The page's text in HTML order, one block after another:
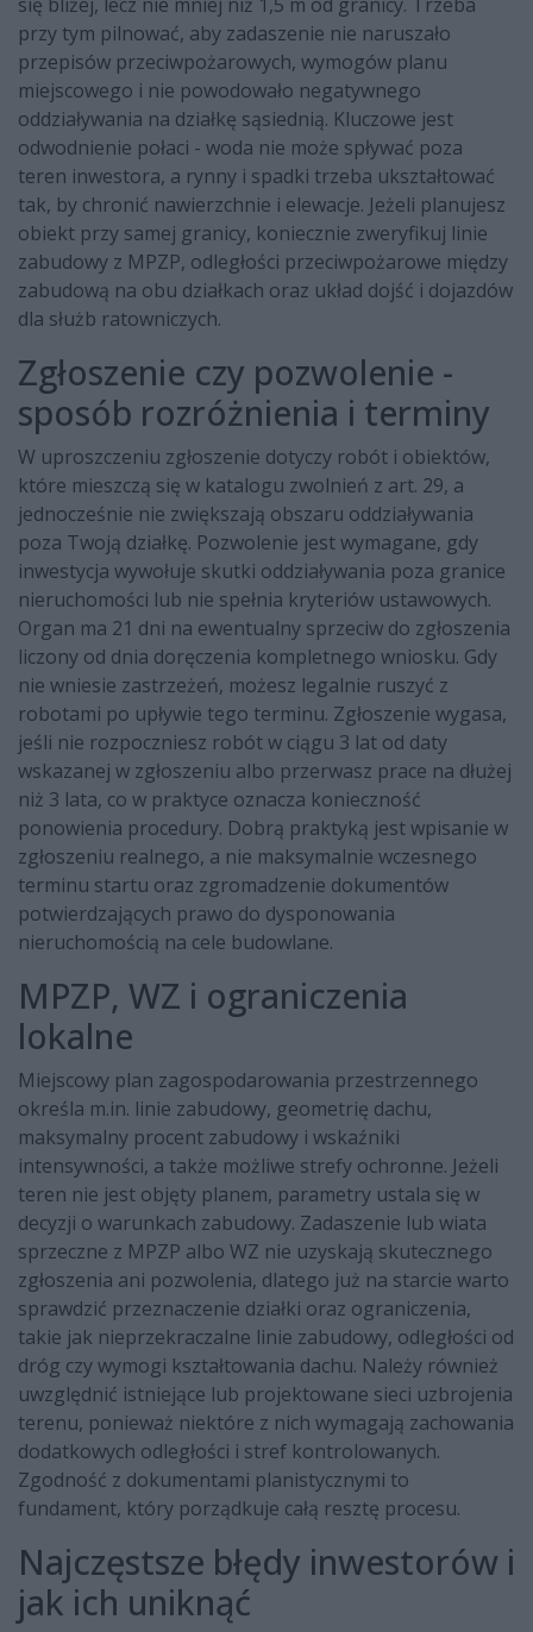
się bliżej, lecz nie mniej niż 1,5 m od granicy. Trzeba
przy tym pilnować, aby zadaszenie nie naruszało
przepisów przeciwpożarowych, wymogów planu
miejscowego i nie powodowało negatywnego
oddziaływania na działkę sąsiednią. Kluczowe jest
odwodnienie połaci - woda nie może spływać poza
teren inwestora, a rynny i spadki trzeba ukształtować
tak, by chronić nawierzchnie i elewacje. Jeżeli planujesz
obiekt przy samej granicy, koniecznie zweryfikuj linie
zabudowy z MPZP, odległości przeciwpożarowe między
zabudową na obu działkach oraz układ dojść i dojazdów
dla służb ratowniczych.
Zgłoszenie czy pozwolenie -
sposób rozróżnienia i terminy
W uproszczeniu zgłoszenie dotyczy robót i obiektów,
które mieszczą się w katalogu zwolnień z art. 29, a
jednocześnie nie zwiększają obszaru oddziaływania
poza Twoją działkę. Pozwolenie jest wymagane, gdy
inwestycja wywołuje skutki oddziaływania poza granice
nieruchomości lub nie spełnia kryteriów ustawowych.
Organ ma 21 dni na ewentualny sprzeciw do zgłoszenia
liczony od dnia doręczenia kompletnego wniosku. Gdy
nie wniesie zastrzeżeń, możesz legalnie ruszyć z
robotami po upływie tego terminu. Zgłoszenie wygasa,
jeśli nie rozpoczniesz robót w ciągu 3 lat od daty
wskazanej w zgłoszeniu albo przerwasz prace na dłużej
niż 3 lata, co w praktyce oznacza konieczność
ponowienia procedury. Dobrą praktyką jest wpisanie w
zgłoszeniu realnego, a nie maksymalnie wczesnego
terminu startu oraz zgromadzenie dokumentów
potwierdzających prawo do dysponowania
nieruchomością na cele budowlane.
MPZP, WZ i ograniczenia
lokalne
Miejscowy plan zagospodarowania przestrzennego
określa m.in. linie zabudowy, geometrię dachu,
maksymalny procent zabudowy i wskaźniki
intensywności, a także możliwe strefy ochronne. Jeżeli
teren nie jest objęty planem, parametry ustala się w
decyzji o warunkach zabudowy. Zadaszenie lub wiata
sprzeczne z MPZP albo WZ nie uzyskają skutecznego
zgłoszenia ani pozwolenia, dlatego już na starcie warto
sprawdzić przeznaczenie działki oraz ograniczenia,
takie jak nieprzekraczalne linie zabudowy, odległości od
dróg czy wymogi kształtowania dachu. Należy również
uwzględnić istniejące lub projektowane sieci uzbrojenia
terenu, ponieważ niektóre z nich wymagają zachowania
dodatkowych odległości i stref kontrolowanych.
Zgodność z dokumentami planistycznymi to
fundament, który porządkuje całą resztę procesu.
Najczęstsze błędy inwestorów i
jak ich uniknąć